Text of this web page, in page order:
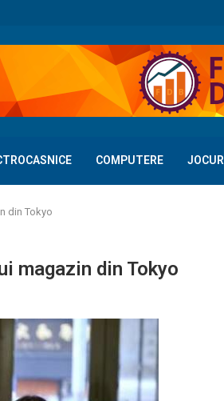
COMPUTERE JOCURI
din Tokyo
magazin din Tokyo